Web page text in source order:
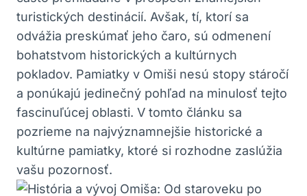
turistických destinácií. Avšak, tí, ktorí sa
odvážia preskúmať jeho čaro, sú odmenení
bohatstvom historických a kultúrnych
pokladov. Pamiatky v Omiši nesú stopy stáročí
a ponúkajú jedinečný pohľad na minulosť tejto
fascinuľúcej oblasti. V tomto článku sa
pozrieme na najvýznamnejšie historické a
kultúrne pamiatky, ktoré si rozhodne zaslúžia
vašu pozornosť.